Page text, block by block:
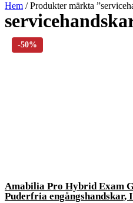
Hem / Produkter märkta
Amabilia Pro Hybrid Exam
Puderfria engångshandskar,